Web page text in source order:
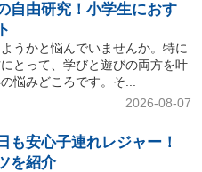
自由研究！小学生におす
うかと悩んでいませんか。特に
とって、学びと遊びの両方を叶
悩みどころです。そ...
2026-08-07
も安心子連れレジャー！
を紹介